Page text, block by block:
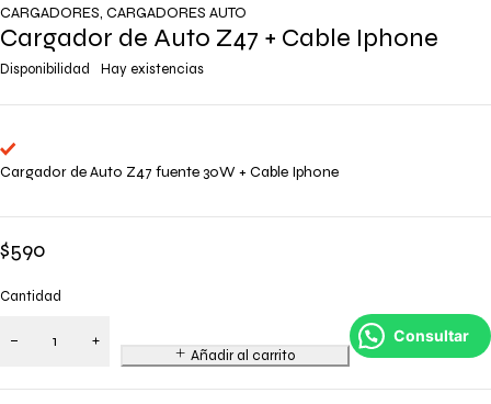
CARGADORES, CARGADORES AUTO
Cargador de Auto Z47 + Cable Iphone
Disponibilidad Hay existencias
Cargador de Auto Z47 fuente 30W + Cable Iphone
$590
Cantidad
Añadir al carrito
Consultar